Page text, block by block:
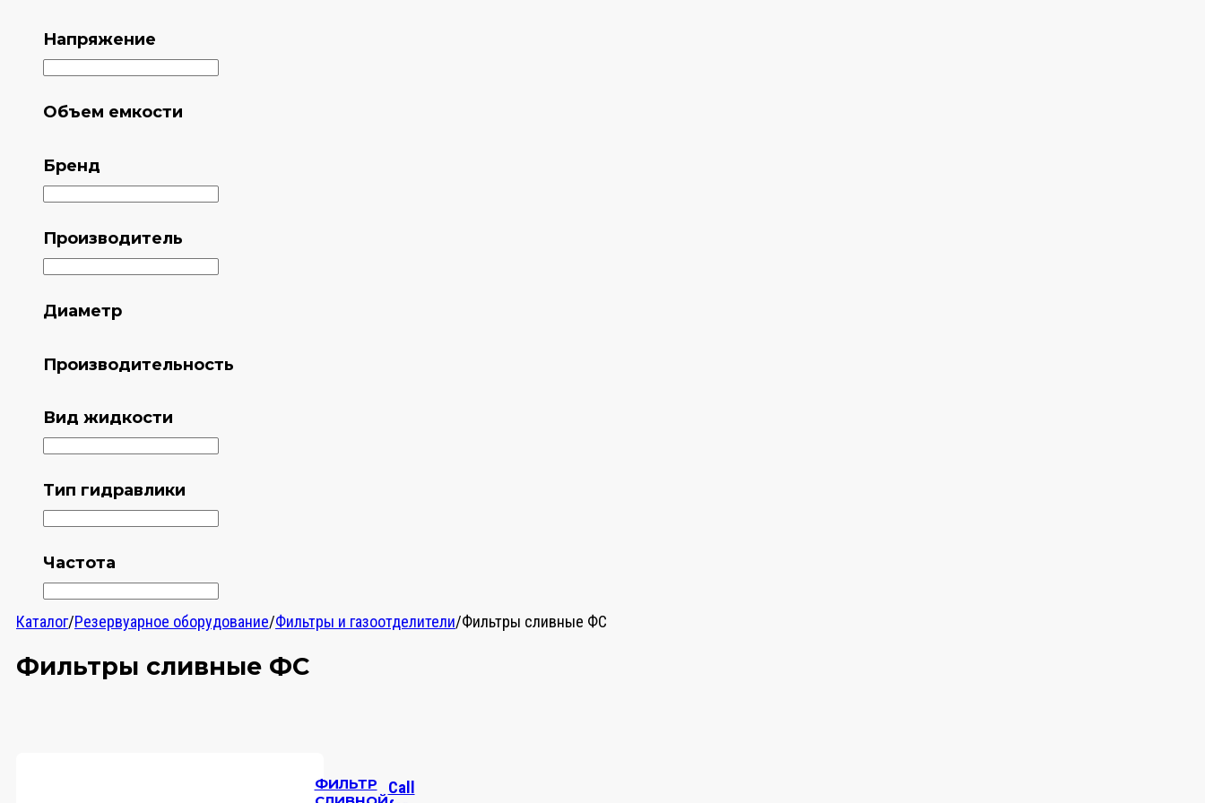
Напряжение
Объем емкости
Бренд
Производитель
Диаметр
Производительность
Вид жидкости
Тип гидравлики
Частота
Каталог/Резервуарное оборудование/Фильтры и газоотделители/Фильтры сливные ФС
Фильтры сливные ФС
ФИЛЬТР
Call